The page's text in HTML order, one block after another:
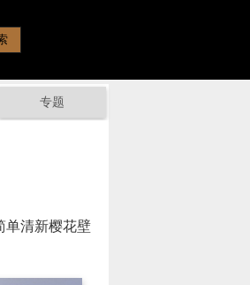
专题
单清新樱花壁